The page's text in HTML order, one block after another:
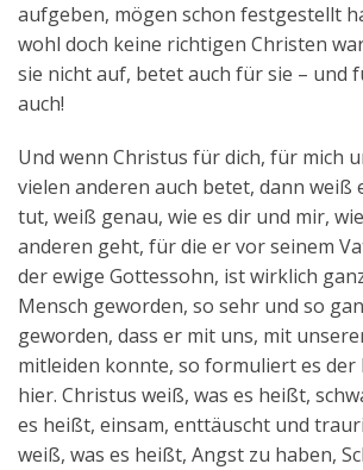
aufgeben, mögen schon festgestellt
wohl doch keine richtigen Christen
sie nicht auf, betet auch für sie – und
auch!
Und wenn Christus für dich, für mich
vielen anderen auch betet, dann weiß
tut, weiß genau, wie es dir und mir,
anderen geht, für die er vor seinem
der ewige Gottessohn, ist wirklich
Mensch geworden, so sehr und so
geworden, dass er mit uns, mit
mitleiden konnte, so formuliert es
hier. Christus weiß, was es heißt,
es heißt, einsam, enttäuscht und
weiß, was es heißt, Angst zu haben,